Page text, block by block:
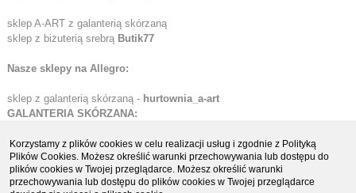
sklep A-ART z galanterią skórzaną
sklep z biżuterią srebrą Butik77
Nasze sklepy na Allegro:
sklep z galanterią skórzaną - hurtownia_a-art
GALANTERIA SKÓRZANA:
Etui skórzane
Portfele skórzane
Organizery i biwuary
Teczki i aktówki skórzane
Korzystamy z plików cookies w celu realizacji usług i zgodnie z Polityką
Plików Cookies. Możesz określić warunki przechowywania lub dostępu do
plików cookies w Twojej przeglądarce. Możesz określić warunki
przechowywania lub dostępu do plików cookies w Twojej przeglądarce